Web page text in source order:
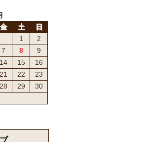
金 土 日
1
2
7 8
9
14 15
16
21 22
23
28 29
30